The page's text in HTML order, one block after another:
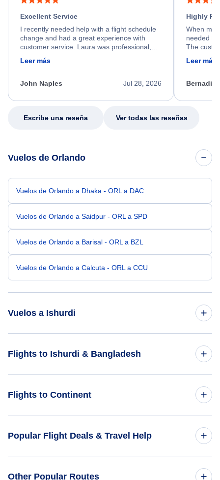
Excellent Service
I recently needed help with a flight schedule
change and had a great experience with
customer service. Laura was professional,
friendly, and very helpful throughout the
process. She quickly found a solution and
appreciate her excellent service.
Leer más
Jul 28, 2026
John Naples
Highly
When my
needed
The
calm,
my issue.
Leer más
Escribe una reseña Ver todas las reseñas
Vuelos de Orlando
Vuelos de Orlando a Dhaka - ORL a DAC
Vuelos de Orlando a Saidpur - ORL a SPD
Vuelos de Orlando a Barisal - ORL a BZL
Vuelos de Orlando a Calcuta - ORL a CCU
Vuelos a Ishurdi
Vuelos de Caracas a Ishurdi - CCS a IRD
Flights to Ishurdi & Bangladesh
Flights to Continent
Popular Flight Deals & Travel Help
Other Popular Routes